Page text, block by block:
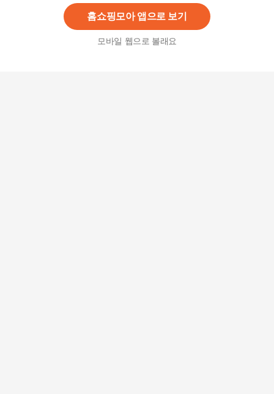
홈쇼핑모아 앱으로 보기
모바일 웹으로 볼래요
10%27,720원